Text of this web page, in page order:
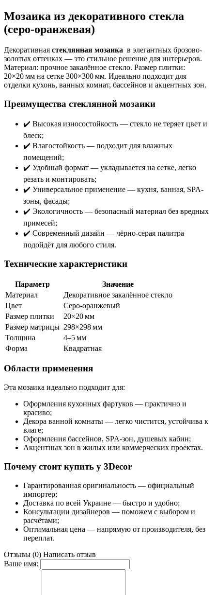
Мозаика из декоративного стекла
(серо-оранжевая)
Декоративная стеклянная мозаика в элегантных брозово-
золотых оттенках — это стильное решение для интерьеров.
Материал: прочное закалённое стекло. Размер плитки:
20×20 мм на сетке 300×300 мм. Идеально подходит для
отделки кухонь, ванных комнат, бассейнов и акцентных зон.
Преимущества стеклянной мозаики
✔️ Высокая износостойкость — стекло не теряет цвет и
блеск;
✔️ Влагостойкость — подходит для влажных
помещений;
✔️ Удобный формат — укладывается на сетке, легко
резать и монтировать;
✔️ Универсальное применение — кухня, ванная, SPA-
зоны, фасады;
✔️ Экологичность — безопасный материал без вредных
примесей;
✔️ Современный дизайн — чёрно-серая палитра
подойдёт для любого стиля.
Технические характеристики
Параметр
Значение
Материал
Декоративное закалённое стекло
Цвет
Серо-оранжевый
Размер плитки
20×20 мм
Размер матрицы 298×298 мм
Толщина
4–5 мм
Форма
Квадратная
Области применения
Эта мозаика идеально подходит для:
Оформления кухонных фартуков — практично и
красиво;
Декора ванной комнаты — легко чистится, устойчива к
влаге;
Оформления бассейнов, SPA-зон, душевых кабин;
Акцентных зон в жилых или коммерческих проектах.
Почему стоит купить у 3Decor
Гарантированная оригинальность — официальный
импортер;
Доставка по всей Украине — быстро и удобно;
Консультации дизайнеров — поможем с выбором и
расчётами;
Оптимальная цена — напрямую от производителя, без
переплат.
Отзывы (0) Написать отзыв
Ваше имя: